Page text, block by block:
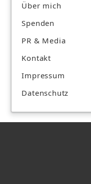
Über mich
Spenden
PR & Media
Kontakt
Impressum
Datenschutz